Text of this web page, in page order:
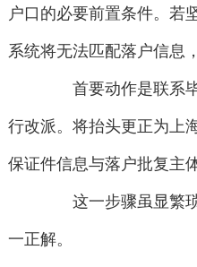
户口的必要前置条件。若
系统将无法匹配落户信息
首要动作是联系毕
行改派。将抬头更正为上
保证件信息与落户批复主
这一步骤虽显繁琐
一正解。